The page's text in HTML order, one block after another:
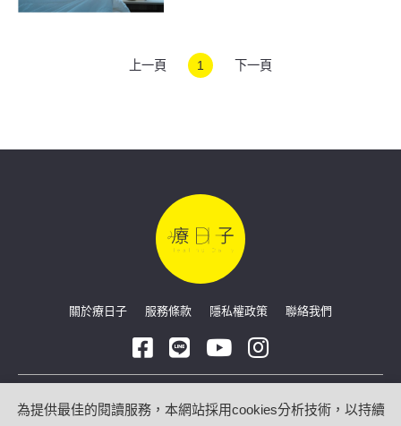
上一頁 1 下一頁
關於療日子 服務條款 隱私權政策 聯絡我們
Copyright © 2026 療日子 HealingDaily
為提供最佳的閱讀服務，本網站採用cookies分析技術，以持續